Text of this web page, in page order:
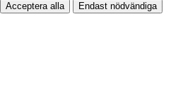
Acceptera alla Endast nödvändiga